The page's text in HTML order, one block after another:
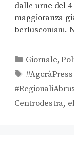
dalle urne del
maggioranza
berlusconiani.
Giornale,
Centrodestra,